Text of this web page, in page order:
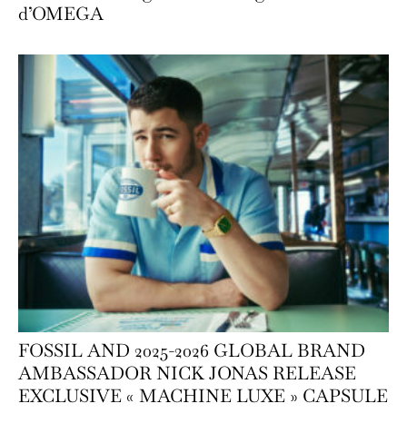
d’OMEGA
FOSSIL AND 2025-2026 GLOBAL BRAND
AMBASSADOR NICK JONAS RELEASE
EXCLUSIVE « MACHINE LUXE » CAPSULE